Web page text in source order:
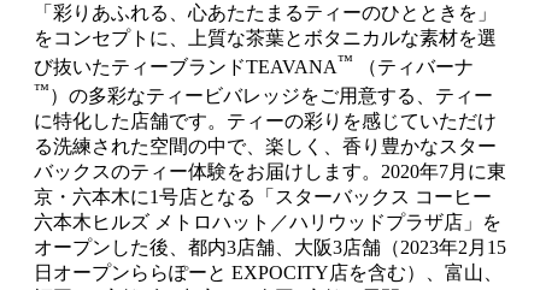
「彩りあふれる、心あたたまるティーのひとときを」
をコンセプトに、上質な茶葉とボタニカルな素材を選
び抜いたティーブランドTEAVANA™ （ティバーナ
™ ）の多彩なティービバレッジをご用意する、ティー
に特化した店舗です。ティーの彩りを感じていただけ
る洗練された空間の中で、楽しく、香り豊かなスター
バックスのティー体験をお届けします。2020年7月に東
京・六本木に1号店となる「スターバックス コーヒー
六本木ヒルズ メトロハット／ハリウッドプラザ店」を
オープンした後、都内3店舗、大阪3店舗（2023年2月15
日オープンららぽーと EXPOCITY店を含む）、富山、